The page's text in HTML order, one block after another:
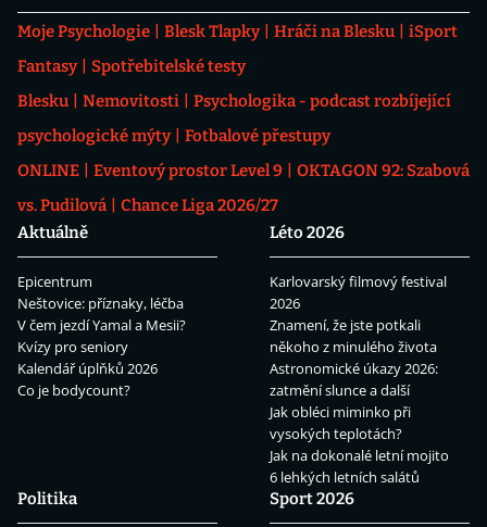
Moje Psychologie Blesk Tlapky Hráči na Blesku
iSport
Fantasy
Spotřebitelské testy
Blesku
Nemovitosti
Psychologika - podcast rozbíjející
psychologické mýty
Fotbalové přestupy
ONLINE
Eventový prostor Level 9
OKTAGON 92: Szabová
vs. Pudilová
Chance Liga 2026/27
Aktuálně
Epicentrum
Neštovice: příznaky, léčba
V čem jezdí Yamal a Mesii?
Kvízy pro seniory
Kalendář úplňků 2026
Co je bodycount?
Léto 2026
Karlovarský filmový festival
2026
Znamení, že jste potkali
někoho z minulého života
Astronomické úkazy 2026:
zatmění slunce a další
Jak obléci miminko při
vysokých teplotách?
Jak na dokonalé letní mojito
6 lehkých letních salátů
Politika
Sport 2026